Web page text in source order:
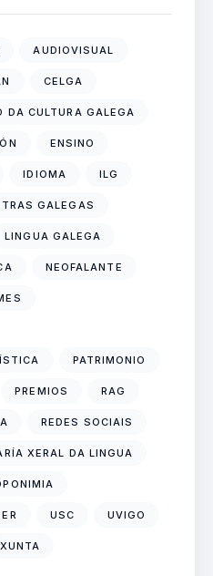
AUDIOVISUAL
CELGA
DA CULTURA GALEGA
ENSINO
IDIOMA ILG
GALEGAS
LINGUA GALEGA
NEOFALANTE
PATRIMONIO
PREMIOS RAG
REDES SOCIAIS
XERAL DA LINGUA
USC UVIGO
XUNTA